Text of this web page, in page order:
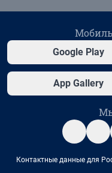
Google Play
App Gallery
Контактные данные для